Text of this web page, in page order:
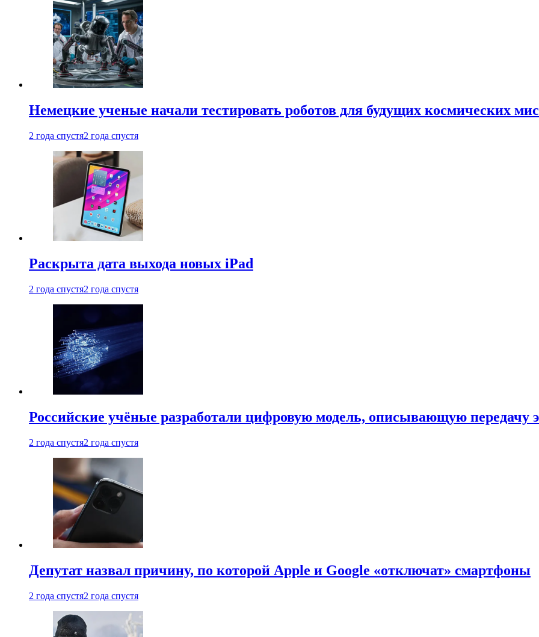
Немецкие ученые начали тестировать роботов для будущих космических
2 года спустя2 года спустя
Раскрыта дата выхода новых iPad
2 года спустя2 года спустя
Российские учёные разработали цифровую модель, описывающую передачу
2 года спустя2 года спустя
Депутат назвал причину, по которой Apple и Google «отключат» смартфоны
2 года спустя2 года спустя